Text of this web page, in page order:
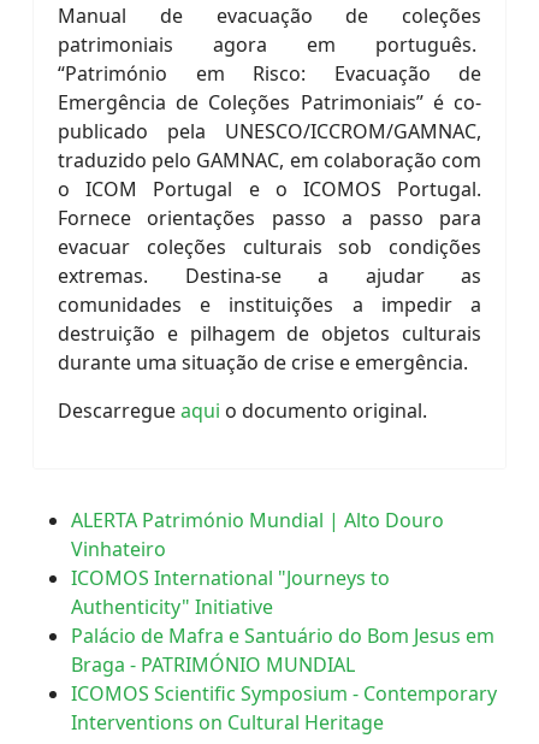
Manual de evacuação de coleções
patrimoniais agora em português.
“Património em Risco: Evacuação de
Emergência de Coleções Patrimoniais” é co-
publicado pela UNESCO/ICCROM/GAMNAC,
traduzido pelo GAMNAC, em colaboração com
o ICOM Portugal e o ICOMOS Portugal.
Fornece orientações passo a passo para
evacuar coleções culturais sob condições
extremas. Destina-se a ajudar as
comunidades e instituições a impedir a
destruição e pilhagem de objetos culturais
durante uma situação de crise e emergência.
Descarregueaqui o documento original.
ALERTA Património Mundial | Alto Douro
Vinhateiro
ICOMOS International "Journeys to
Authenticity" Initiative
Palácio de Mafra e Santuário do Bom Jesus em
Braga - PATRIMÓNIO MUNDIAL
ICOMOS Scientific Symposium - Contemporary
Interventions on Cultural Heritage